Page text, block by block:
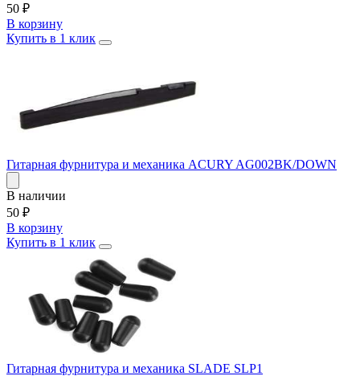
50 ₽
В корзину
Купить в 1 клик
Гитарная фурнитура и механика ACURY AG002BK/DOWN
В наличии
50 ₽
В корзину
Купить в 1 клик
Гитарная фурнитура и механика SLADE SLP1